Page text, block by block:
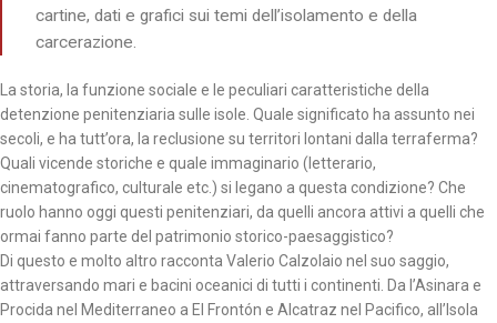
cartine, dati e grafici sui temi dell’isolamento e della
carcerazione.
La storia, la funzione sociale e le peculiari caratteristiche della
detenzione penitenziaria sulle isole. Quale significato ha assunto nei
secoli, e ha tutt’ora, la reclusione su territori lontani dalla terraferma?
Quali vicende storiche e quale immaginario (letterario,
cinematografico, culturale etc.) si legano a questa condizione? Che
ruolo hanno oggi questi penitenziari, da quelli ancora attivi a quelli che
ormai fanno parte del patrimonio storico-paesaggistico?
Di questo e molto altro racconta Valerio Calzolaio nel suo saggio,
attraversando mari e bacini oceanici di tutti i continenti. Da l’Asinara e
Procida nel Mediterraneo a El Frontón e Alcatraz nel Pacifico, all’Isola